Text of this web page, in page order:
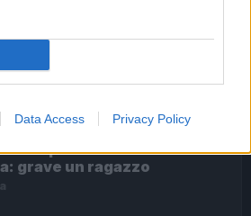
Data Access Privacy Policy
colpisce scout su Monte
grave un ragazzo